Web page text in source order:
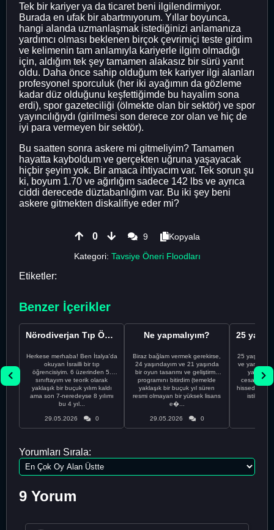
Tek bir kariyer ya da ticaret beni ilgilendirmiyor.
Burada en ufak bir abartmıyorum. Yıllar boyunca,
hangi alanda uzmanlaşmak istediğinizi anlamanıza
yardımcı olması beklenen birçok çevrimiçi teste girdim
ve kelimenin tam anlamıyla kariyerle ilgim olmadığı
için, aldığım tek şey tamamen alakasız bir sürü yanıt
oldu. Daha önce sahip olduğum tek kariyer ilgi alanları
profesyonel sporculuk (her iki ayağımın da gözleme
kadar düz olduğunu keşfettiğimde bu hayalim sona
erdi), spor gazeteciliği (ölmekte olan bir sektör) ve spor
yayıncılığıydı (girilmesi son derece zor olan ve hiç de
iyi para vermeyen bir sektör).
Bu saatten sonra askere mi gitmeliyim? Tamamen
hayatta kayboldum ve gerçekten uğruna yaşayacak
hiçbir şeyim yok. Bir amaca ihtiyacım var. Tek sorun şu
ki, boyum 1.70 ve ağırlığım sadece 142 lbs ve ayrıca
ciddi derecede düztabanlığım var. Bu iki şey beni
askere gitmekten diskalifiye eder mi?
0 9
Kopyala
Kategori: Tavsiye Öneri Floodları
Etiketler:
Benzer İçerikler
Nörodiverjan Tıp Öğrencisi Yeni Bir Yol Arıyor
Herkese merhaba! Ben İtalya'da
okuyan İsrailli bir tıp
öğrencisiyim. 6 üzerinden 5.
sınıftayım ve teorik olarak
yaklaşık bir buçuk yılım kaldı
ama son 7-neredeyse 8 yılımı
bu 4 yıl...
29.05.2026 0
Ne yapmalıyım?
Biraz bağlam vermek gerekirse,
24 yaşındayım ve 21 yaşında
bir oyun tasarımı ve geliştirme
programını bitirdim (temelde
yaklaşık bir buçuk yıl süren
resmi olmayan bir yüksek lisans
e�...
29.05.2026 0
25
ve yanlış
cesaretimin
Yorumları Sırala:
9 Yorum